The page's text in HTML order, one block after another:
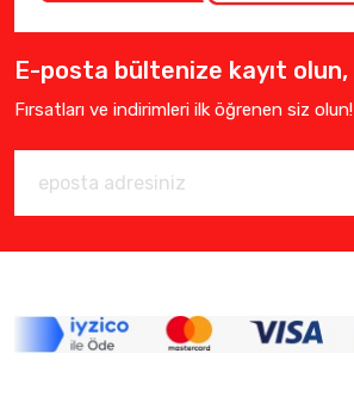
E-posta bültenize kayıt olun,
Fırsatları ve indirimleri ilk öğrenen siz olun!